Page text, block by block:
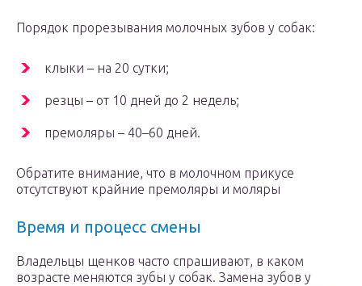
Порядок прорезывания молочных зубов у собак:
клыки – на 20 сутки;
резцы – от 10 дней до 2 недель;
премоляры – 40–60 дней.
Обратите внимание, что в молочном прикусе
отсутствуют крайние премоляры и моляры
Время и процесс смены
Владельцы щенков часто спрашивают, в каком
возрасте меняются зубы у собак. Замена зубов у